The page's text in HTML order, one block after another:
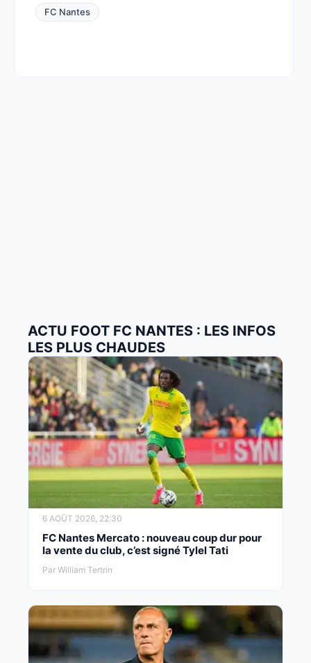
FC Nantes
ACTU FOOT FC NANTES : LES INFOS
LES PLUS CHAUDES
6 AOÛT 2026, 22:30
FC Nantes Mercato : nouveau coup dur pour
la vente du club, c’est signé Tylel Tati
Par William Tertrin